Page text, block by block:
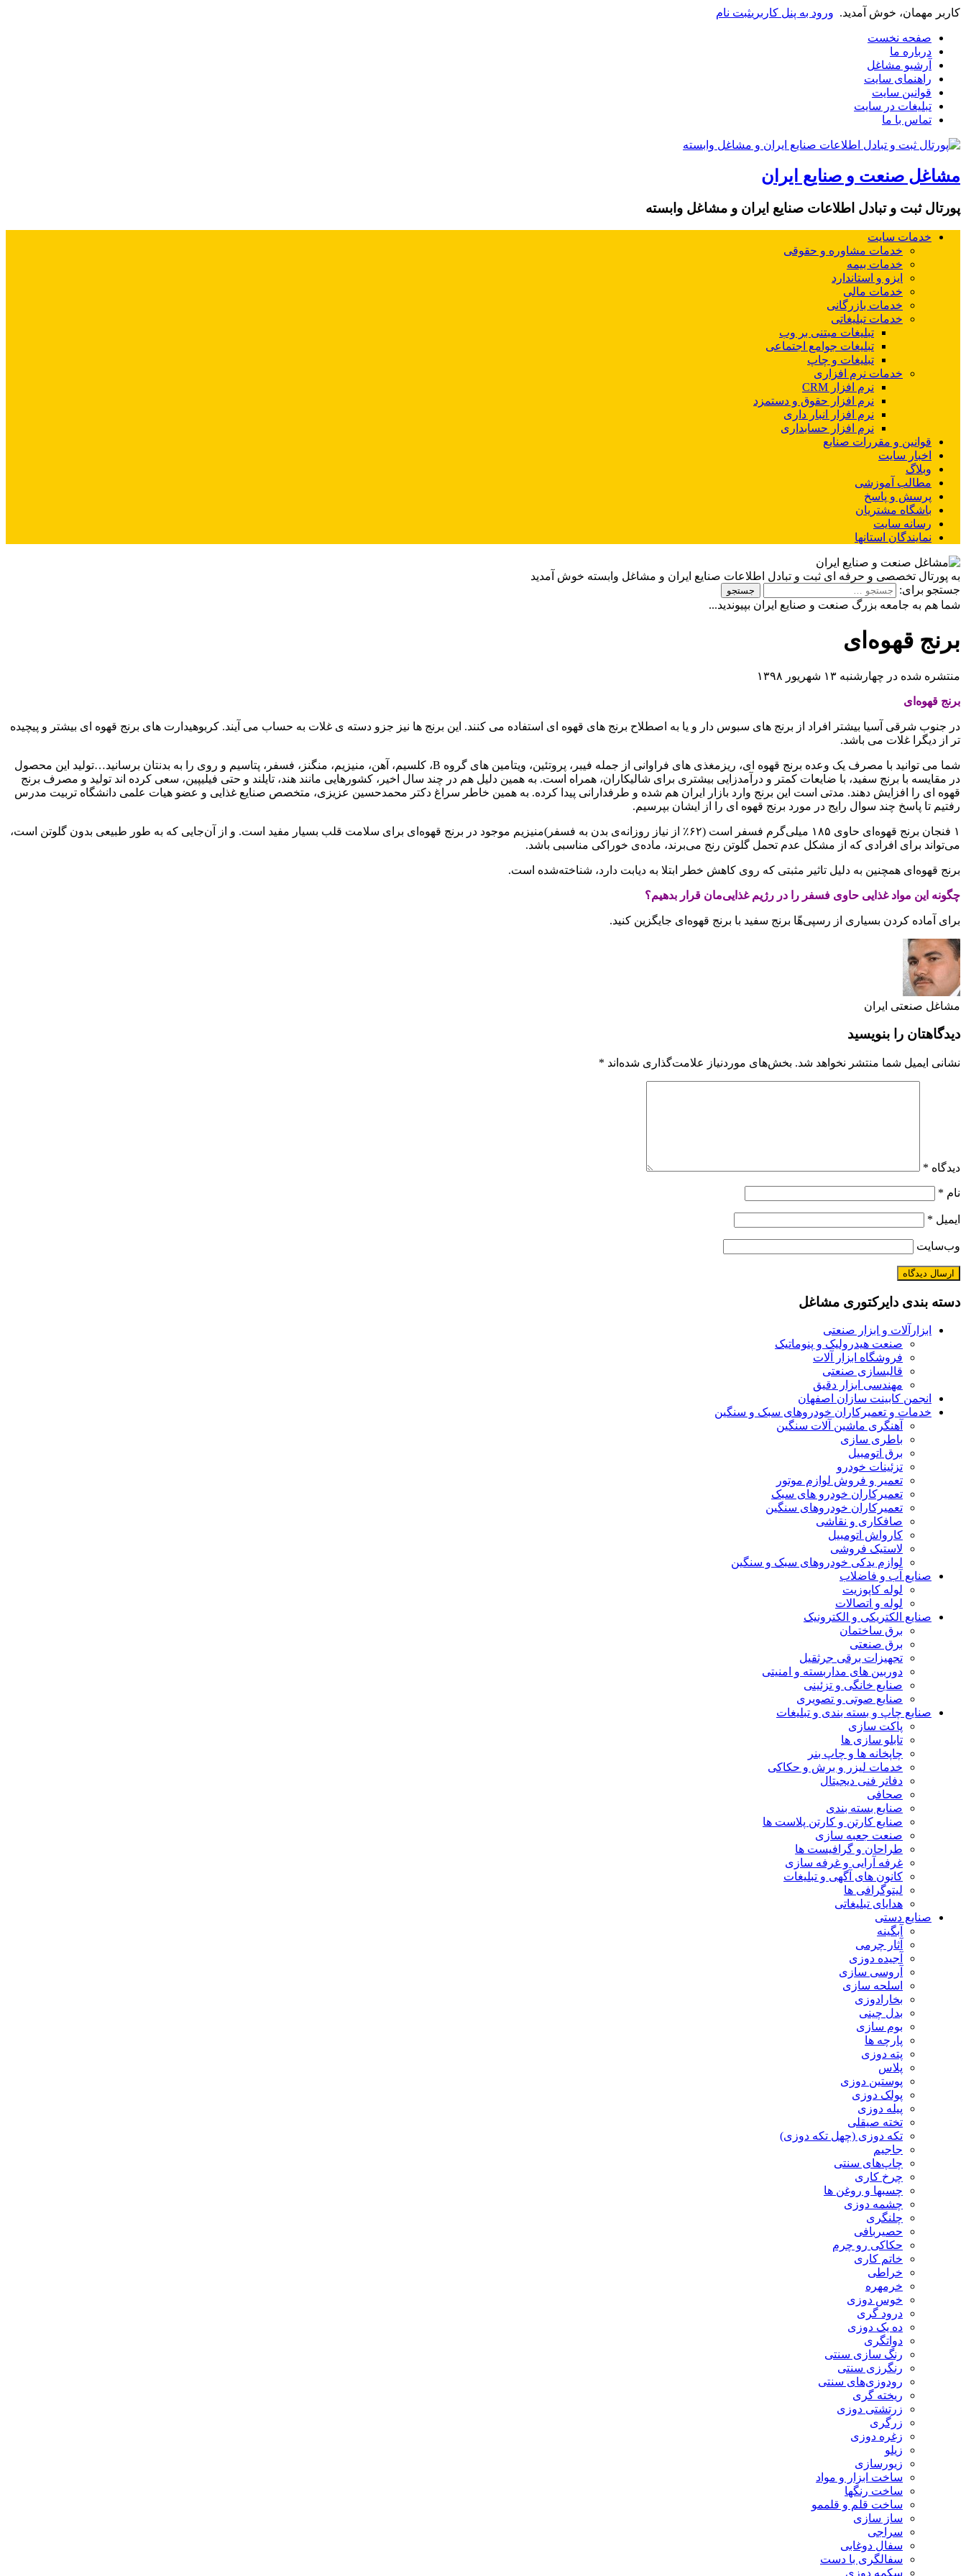
کاربر مهمان، خوش آمدید. ورود به پنل کاربریثبت نام
صفحه نخست
درباره ما
آرشیو مشاغل
راهنمای سایت
قوانین سایت
تبلیغات در سایت
تماس با ما
مشاغل صنعت و صنایع ایران
پورتال ثبت و تبادل اطلاعات صنایع ایران و مشاغل وابسته
خدمات سایت
خدمات مشاوره و حقوقی
خدمات بیمه
ایزو و استاندارد
خدمات مالی
خدمات بازرگانی
خدمات تبلیغاتی
تبلیغات مبتنی بر وب
تبلیغات جوامع اجتماعی
تبلیغات و چاپ
خدمات نرم افزاری
نرم افزار CRM
نرم افزار حقوق و دستمزد
نرم افزار انبار داری
نرم افزار حسابداری
قوانین و مقررات صنایع
اخبار سایت
وبلاگ
مطالب آموزشی
پرسش و پاسخ
باشگاه مشتریان
رسانه سایت
نمایندگان استانها
به پورتال تخصصی و حرفه ای ثبت و تبادل اطلاعات صنایع ایران و مشاغل وابسته خوش آمدید
جستجو برای:
شما هم به جامعه بزرگ صنعت و صنایع ایران بپیوندید...
برنج قهوه‌ای
منتشره شده در چهارشنبه ۱۳ شهریور ۱۳۹۸
برنج قهوه‌ای
در جنوب شرقی آسیا بیشتر افراد از برنج های سبوس دار و یا به اصطلاح برنج های قهوه ای استفاده می کنند. این برنج ها نیز جزو دسته ی غلات به حساب می آیند. کربوهیدارت های برنج قهوه ای بیشتر و پیچیده
تر از دیگرا غلات می باشد.
شما می توانید با مصرف یک وعده برنج قهوه ای، ریزمغذی های فراوانی از جمله فیبر، پروتئین، ویتامین های گروه B، کلسیم، آهن، منیزیم، منگنز، فسفر، پتاسیم و روی را به بدنتان برسانید…تولید این محصول
در مقایسه با برنج سفید، با ضایعات کمتر و درآمدزایی بیشتری برای شالیکاران، همراه است. به همین دلیل هم در چند سال اخیر، کشورهایی مانند هند، تایلند و حتی فیلیپین، سعی کرده اند تولید و مصرف برنج
قهوه ای را افزایش دهند. مدتی است این برنج وارد بازار ایران هم شده و طرفدارانی پیدا کرده. به همین خاطر سراغ دکتر محمدحسین عزیزی، متخصص صنایع غذایی و عضو هیات علمی دانشگاه تربیت مدرس
رفتیم تا پاسخ چند سوال رایج در مورد برنج قهوه ای را از ایشان بپرسیم.
۱ فنجان برنج قهوه‌ای حاوی ۱۸۵ میلی‌گرم فسفر است (۶۲٪ از نیاز روزانه‌ی بدن به فسفر)منیزیم موجود در برنج قهوه‌ای برای سلامت قلب بسیار مفید است. و از آن‌جایی که به طور طبیعی بدون گلوتن است،
می‌تواند برای افرادی که از مشکل عدم تحمل گلوتن رنج می‌برند، ماده‌ی خوراکی مناسبی باشد.
برنج قهوه‌ای همچنین به دلیل تاثیر مثبتی که روی کاهش خطر ابتلا به دیابت دارد، شناخته‌شده است.
چگونه این مواد غذایی حاوی فسفر را در رژیم غذایی‌مان قرار بدهیم؟
برای آماده کردن بسیاری از رسپی‌هّا برنج سفید با برنج قهوه‌ای جایگزین کنید.
مشاغل صنعتی ایران
دیدگاهتان را بنویسید
نشانی ایمیل شما منتشر نخواهد شد. بخش‌های موردنیاز علامت‌گذاری شده‌اند *
دیدگاه *
نام *
ایمیل *
وب‌سایت
دسته بندی دایرکتوری مشاغل
ابزارآلات و ابزار صنعتی
صنعت هیدرولیک و پنوماتیک
فروشگاه ابزار آلات
قالبسازی صنعتی
مهندسی ابزار دقیق
انجمن کابینت سازان اصفهان
خدمات و تعمیرکاران خودروهای سبک و سنگین
آهنگری ماشین آلات سنگین
باطری سازی
برق اتومبیل
تزئینات خودرو
تعمیر و فروش لوازم موتور
تعمیرکاران خودرو های سبک
تعمیرکاران خودروهای سنگین
صافکاری و نقاشی
کارواش اتومبیل
لاستیک فروشی
لوازم یدکی خودروهای سبک و سنگین
صنایع آب و فاضلاب
لوله کاپوزیت
لوله و اتصالات
صنایع الکتریکی و الکترونیک
برق ساختمان
برق صنعتی
تجهیزات برقی جرثقیل
دوربین های مداربسته و امنیتی
صنایع خانگی و تزئینی
صنایع صوتی و تصویری
صنایع چاپ و بسته بندی و تبلیغات
پاکت سازی
تابلو سازی ها
چاپخانه ها و چاپ بنر
خدمات لیزر و برش و حکاکی
دفاتر فنی دیجیتال
صحافی
صنایع بسته بندی
صنایع کارتن و کارتن پلاست ها
صنعت جعبه سازی
طراحان و گرافیست ها
غرفه آرایی و غرفه سازی
کانون های آگهی و تبلیغات
لیتوگرافی ها
هدایای تبلیغاتی
صنایع دستی
آبگینه
آثار چرمی
آجیده دوزی
آروسی سازی
اسلحه سازی
بخارادوزی
بدل چینی
بوم سازی
پارچه ها
پته دوزی
پلاس
پوستین دوزی
پولک دوزی
پیله دوزی
تخته صیقلی
تکه دوزی (چهل تکه دوزی)
جاجیم
چاپ‌های سنتی
چرخ کاری
چسبها و روغن ها
چشمه دوزی
چلنگری
حصیربافی
حکاکی رو چرم
خاتم کاری
خراطی
خرمهره
خوس دوزی
درود گری
ده یک دوزی
دواتگری
رنگ سازی سنتی
رنگرزی سنتی
رودوزی‌های سنتی
ریخته گری
زرتشتی دوزی
زرگری
زغره دوزی
زیلو
زیورسازی
ساخت ابزار و مواد
ساخت رنگها
ساخت قلم و قلممو
ساز سازی
سراجی
سفال دوغابی
سفالگری با دست
سکمه دوزی